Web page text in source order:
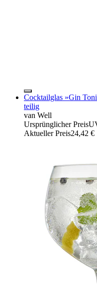
Cocktailglas »Gin
teilig
van Well
Ursprünglicher Preis
Aktueller Preis24,42 €